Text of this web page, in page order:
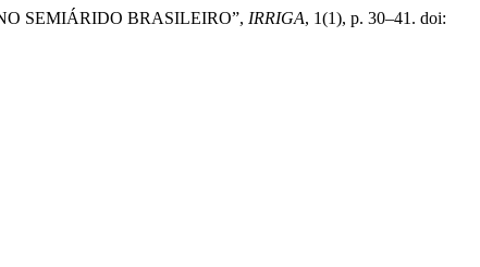
SEMIÁRIDO BRASILEIRO”, IRRIGA, 1(1), p. 30–41. doi: